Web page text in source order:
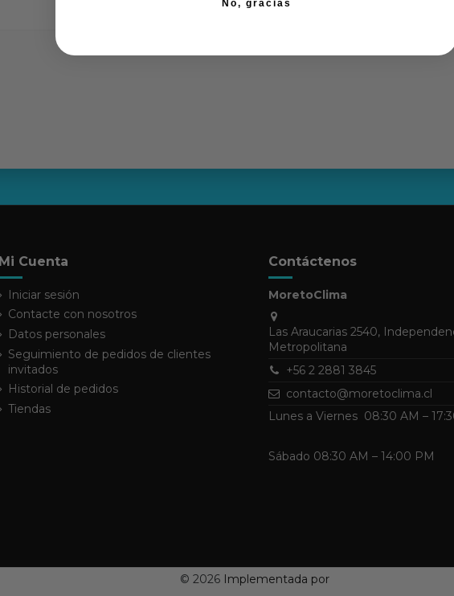
Mi Cuenta
Iniciar sesión
Contacte con nosotros
Datos personales
Seguimiento de pedidos de clientes
invitados
Historial de pedidos
Tiendas
Contáctenos
MoretoClima
Las Araucarias 2540,
Metropolitana
+56 2 2881 3845
contacto@moretoclima.cl
Lunes a Viernes 08:30 AM –
Sábado 08:30 AM – 14:00 PM
© 2026 Implementada por
No, gracias